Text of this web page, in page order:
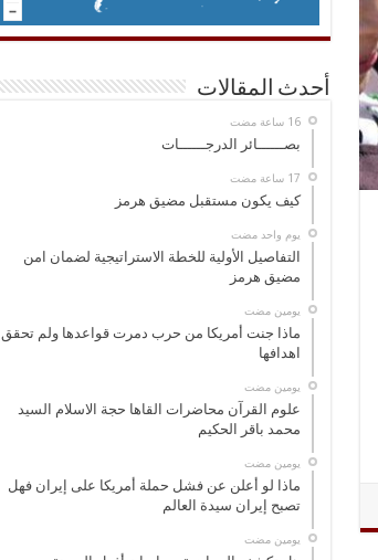
أحدث المقالات
‏16 ساعة مضت
بصــــــائر الدرجــــــات
كيف يكون مستقبل مضيق هرمز
‏يوم واحد مضت
التفاصيل الأولية للخطة الاستراتيجية لضمان امن
مضيق هرمز
‏يومين مضت
ماذا جنت أمريكا من حرب دمرت قواعدها ولم تحقق
اهدافها
‏يومين مضت
علوم القرآن محاضرات القاها حجة الاسلام السيد
محمد باقر الحكيم
‏يومين مضت
ماذا لو أعلن عن فشل حملة أمريكا على إيران فهل
تصبح إيران سيدة العالم
‏يومين مضت